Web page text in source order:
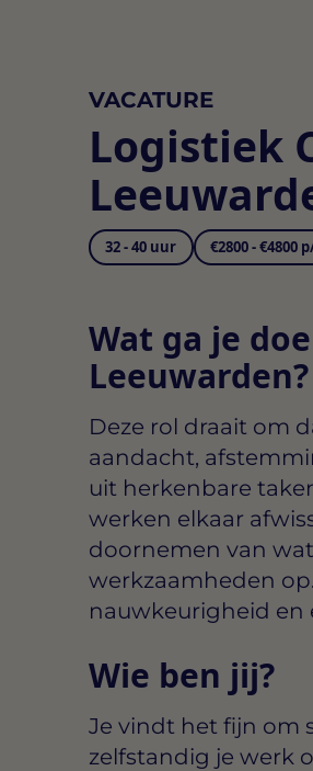
VACATURE
Logistiek
32 - 40 uur €2800 - €4800
Wat ga je
Leeuwarden?
Deze rol draait om
aandacht,
uit herkenbare
werken elkaar
doornemen van
werkzaamheden
nauwkeurigheid en
Wie ben jij?
Je vindt het fijn om
zelfstandig je werk